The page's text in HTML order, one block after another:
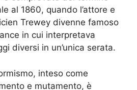
al 1860, quando l’attore e
Trewey divenne famoso
in cui interpretava
diversi in un’unica serata.
inteso come
e mutamento, è